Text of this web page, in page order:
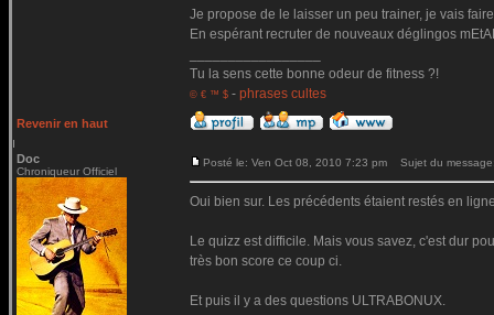
Je propose de le laisser un peu trainer, je vais
En espérant recruter de nouveaux déglingos
Tu la sens cette bonne odeur de fitness ?!
© € ™ $ - phrases cultes
Revenir en haut
Doc
Chroniqueur Officiel
Posté le: Ven Oct 08, 2010 7:23 pm Sujet du
Oui bien sur. Les précédents étaient restés en
Le quizz est difficile. Mais vous savez, c'est dur
très bon score ce coup ci.
Et puis il y a des questions ULTRABONUX.